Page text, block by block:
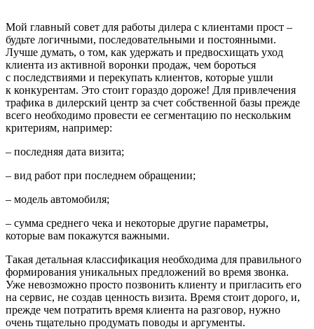
Мой главный совет для работы дилера с клиентами прост –
будьте логичными, последова­тельными и постоянными.
Лучше думать, о том, как удержать и предвосхищать уход
клиента из активной воронки продаж, чем бороться
с последствиями и перекупать клиентов, которые ушли
к конкурентам. Это стоит гораздо дороже! Для привлече­ния
трафика в дилерский центр за счет собственной базы прежде
всего необходи­мо провести ее сегментацию по несколь­ким
критериям, например:
– последняя дата визита;
– вид работ при последнем обращении;
– модель автомобиля;
– сумма среднего чека и некоторые дру­гие параметры,
которые вам покажутся важными.
Такая детальная классификация необхо­дима для правильного
формирования уни­кальных предложений во время звонка.
Уже невозможно просто позвонить клиен­ту и пригласить его
на сервис, не создав ценность визита. Время стоит дорого, и,
прежде чем потратить время клиента на разговор, нужно
очень тщательно проду­мать поводы и аргументы.